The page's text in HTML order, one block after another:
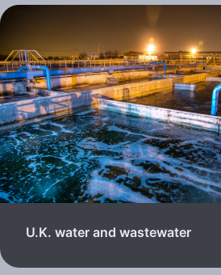
U.K. water and wastewater